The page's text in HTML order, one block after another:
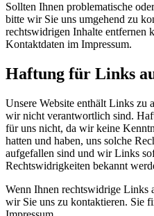
Sollten Ihnen problematische
bitte wir Sie uns umgehend zu
rechtswidrigen Inhalte entfernen
Kontaktdaten im Impressum.
Haftung für Links
Unsere Website enthält Links zu
wir nicht verantwortlich sind.
für uns nicht, da wir keine
hatten und haben, uns solche
aufgefallen sind und wir Links
Rechtswidrigkeiten bekannt
Wenn Ihnen rechtswidrige Links
wir Sie uns zu kontaktieren. Sie